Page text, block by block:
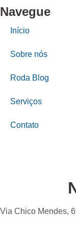
Navegue
Início
Sobre nós
Roda Blog
Serviços
Contato
Via Chico Mendes,